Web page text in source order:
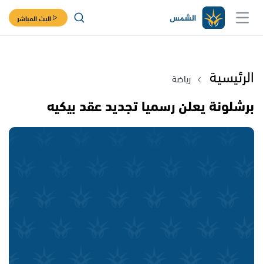
البث المباشر
الرئيسية رياضة
برشلونة يعلن رسميا تجديد عقد بيكيه